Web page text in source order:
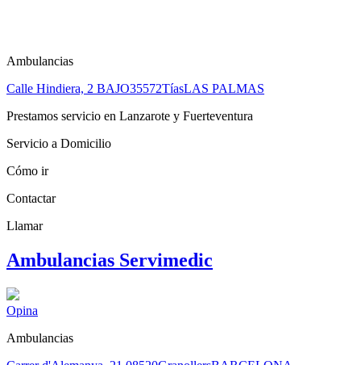
Ambulancias
Calle Hindiera, 2 BAJO35572TíasLAS PALMAS
Prestamos servicio en Lanzarote y Fuerteventura
Servicio a Domicilio
Cómo ir
Contactar
Llamar
Ambulancias Servimedic
Opina
Ambulancias